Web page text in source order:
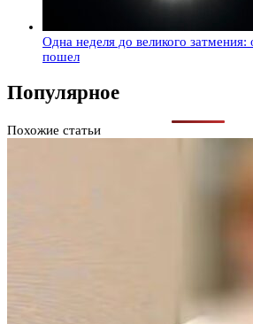
Одна неделя до великого затмения:
пошел
Популярное
Похожие статьи